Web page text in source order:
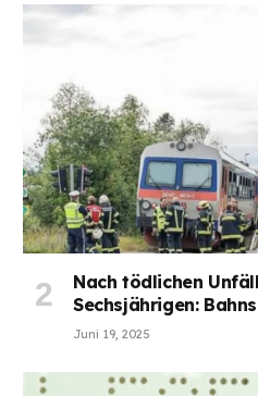
Nach tödlichen
Sechsjährigen:
Juni 19, 2025